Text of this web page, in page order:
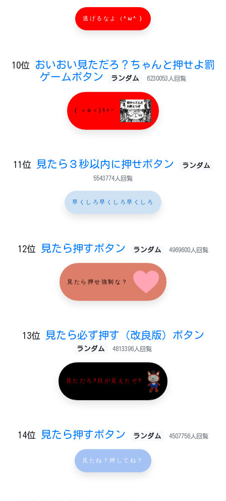
逃げるなよ（^ω^ )
10位
おいおい見ただろ？ちゃんと押せよ罰
ゲームボタン
ランダム 6230053人回覧
( ＞o＜)ｷｬｰ
11位 見たら３秒以内に押せボタン ランダム
5543774人回覧
早くしろ早くしろ早くしろ
12位 見たら押すボタン ランダム 4969600人回覧
見たら押せ強制な？
13位 見たら必ず押す（改良版）ボタン
ランダム 4813396人回覧
見ただろ?目が見えたぞ?
14位 見たら押すボタン ランダム 4507756人回覧
見たね？押してね？